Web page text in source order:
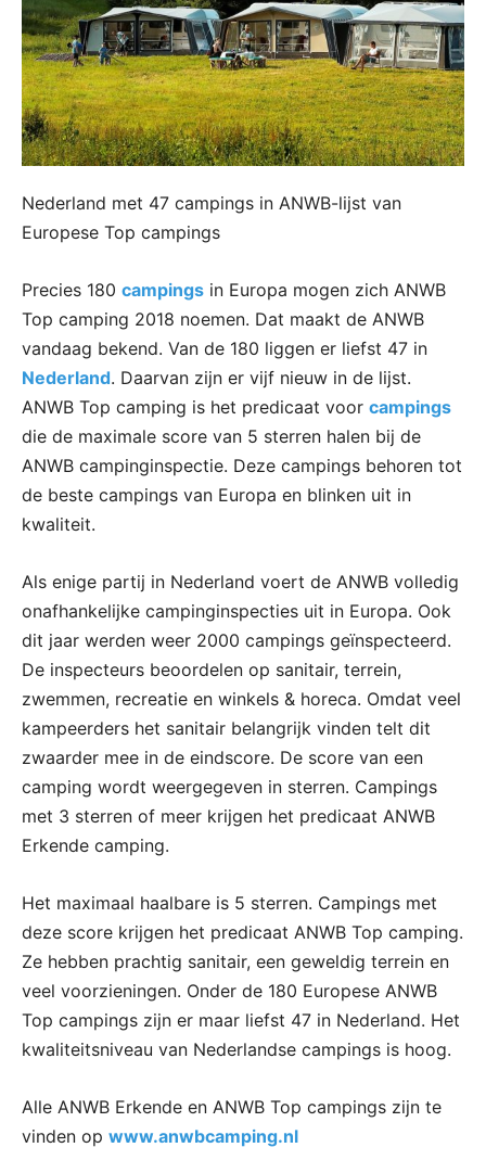
Nederland met 47 campings in ANWB-lijst van
Europese Top campings
Precies 180 campings in Europa mogen zich ANWB
Top camping 2018 noemen. Dat maakt de ANWB
vandaag bekend. Van de 180 liggen er liefst 47 in
Nederland. Daarvan zijn er vijf nieuw in de lijst.
ANWB Top camping is het predicaat voor campings
die de maximale score van 5 sterren halen bij de
ANWB campinginspectie. Deze campings behoren tot
de beste campings van Europa en blinken uit in
kwaliteit.
Als enige partij in Nederland voert de ANWB volledig
onafhankelijke campinginspecties uit in Europa. Ook
dit jaar werden weer 2000 campings geïnspecteerd.
De inspecteurs beoordelen op sanitair, terrein,
zwemmen, recreatie en winkels & horeca. Omdat veel
kampeerders het sanitair belangrijk vinden telt dit
zwaarder mee in de eindscore. De score van een
camping wordt weergegeven in sterren. Campings
met 3 sterren of meer krijgen het predicaat ANWB
Erkende camping.
Het maximaal haalbare is 5 sterren. Campings met
deze score krijgen het predicaat ANWB Top camping.
Ze hebben prachtig sanitair, een geweldig terrein en
veel voorzieningen. Onder de 180 Europese ANWB
Top campings zijn er maar liefst 47 in Nederland. Het
kwaliteitsniveau van Nederlandse campings is hoog.
Alle ANWB Erkende en ANWB Top campings zijn te
vinden op www.anwbcamping.nl